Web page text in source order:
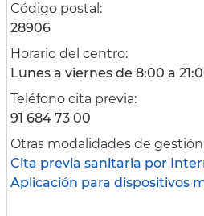
Código postal:
28906
Horario del centro:
Lunes a viernes de 8:00 a
Teléfono cita previa:
91 684 73 00
Otras modalidades de
Cita previa sanitaria por
Aplicación para dispositivos